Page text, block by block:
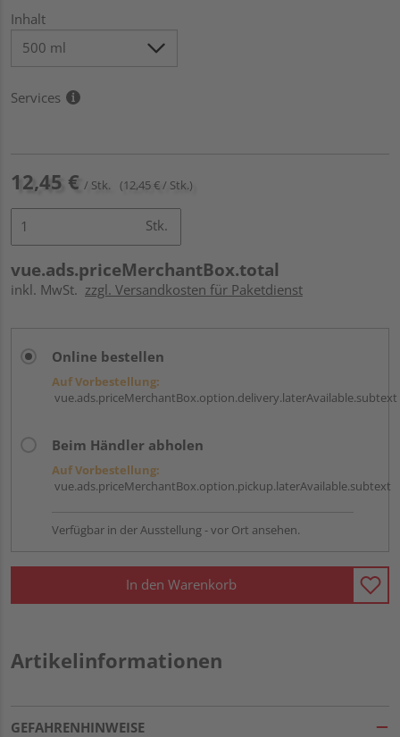
Inhalt
Services
12,45 € / Stk. (12,45 € / Stk.)
Stk.
vue.ads.priceMerchantBox.total
inkl. MwSt. zzgl. Versandkosten für Paketdienst
Online bestellen
Auf Vorbestellung:
vue.ads.priceMerchantBox.option.delivery.laterAvailable.subtext
Beim Händler abholen
Auf Vorbestellung:
vue.ads.priceMerchantBox.option.pickup.laterAvailable.subtext
Verfügbar in der Ausstellung - vor Ort ansehen.
In den Warenkorb
Artikelinformationen
GEFAHRENHINWEISE